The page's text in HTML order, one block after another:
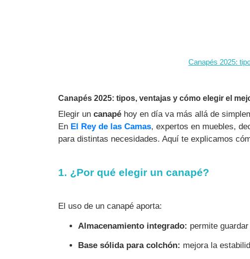
Canapés 2025:
Canapés 2025: tipos, ventajas y cómo elegir el
Elegir un canapé hoy en día va más allá de
En El Rey de las Camas, expertos en muebles,
para distintas necesidades. Aquí te explicamos
1. ¿Por qué elegir un canapé?
El uso de un canapé aporta:
Almacenamiento integrado: permite
Base sólida para colchón: mejora la